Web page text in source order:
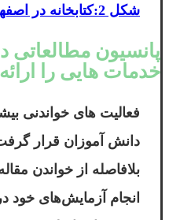
شکل 2:کتابخانه در اصفهان
پانسیون مطالعاتی
خدمات هایی را
فعالیت های خواندنی
دانش آموزان قرار
بلافاصله از خواندن
انجام آزمایش‌های خود